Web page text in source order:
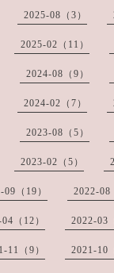
2025-08（3）
2025-02（11）
2024-08（9）
2024-02（7）
2023-08（5）
2023-02（5）
09（19） 2022-08
（12） 2022-03
11（9） 2021-10